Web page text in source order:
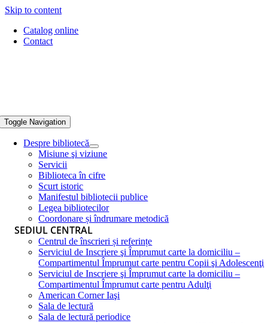
Skip to content
Catalog online
Contact
Toggle Navigation
Despre bibliotecă
Misiune şi viziune
Servicii
Biblioteca în cifre
Scurt istoric
Manifestul bibliotecii publice
Legea bibliotecilor
Coordonare și îndrumare metodică
SEDIUL CENTRAL
Centrul de înscrieri și referințe
Serviciul de Inscriere şi Împrumut carte la domiciliu –
Compartimentul Împrumut carte pentru Copii şi Adolescenţi
Serviciul de Inscriere şi Împrumut carte la domiciliu –
Compartimentul Împrumut carte pentru Adulţi
American Corner Iaşi
Sala de lectură
Sala de lectură periodice